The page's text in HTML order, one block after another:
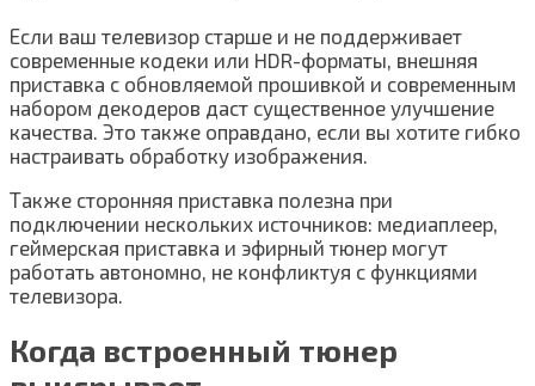
Если ваш телевизор старше и не поддерживает
современные кодеки или HDR-форматы, внешняя
приставка с обновляемой прошивкой и современным
набором декодеров даст существенное улучшение
качества. Это также оправдано, если вы хотите гибко
настраивать обработку изображения.
Также сторонняя приставка полезна при
подключении нескольких источников: медиаплеер,
геймерская приставка и эфирный тюнер могут
работать автономно, не конфликтуя с функциями
телевизора.
Когда встроенный тюнер